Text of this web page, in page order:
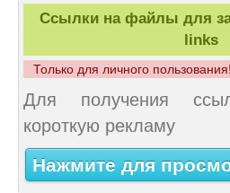
Ссылки на файлы для
links
Только для личного
Для получения
короткую рекламу
Нажмите для